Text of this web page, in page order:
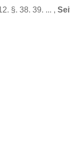
§. 38. 39. ... ,